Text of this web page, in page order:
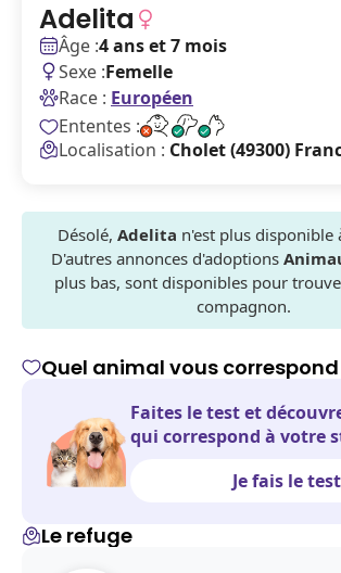
Adelita
Âge :4 ans et 7 mois
Sexe :Femelle
Race : Européen
Ententes :
Localisation : Cholet (49300)
Désolé, Adelita n'est plus disponible
D'autres annonces d'adoptions
plus bas, sont disponibles pour
compagnon.
Quel animal vous correspond
Faites le test et
qui correspond à votre
Je fais le test
Le refuge